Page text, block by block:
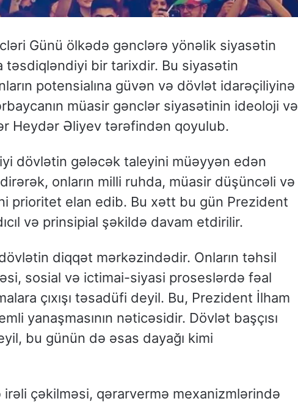
Günü ölkədə gənclərə yönəlik siyasətin
təsdiqləndiyi bir tarixdir. Bu siyasətin
potensialına güvən və dövlət idarəçiliyinə
müasir gənclər siyasətinin ideoloji və
Heydər Əliyev tərəfindən qoyulub.
dövlətin gələcək taleyini müəyyən edən
onların milli ruhda, müasir düşüncəli və
prioritet elan edib. Bu xətt bu gün Prezident
və prinsipial şəkildə davam etdirilir.
diqqət mərkəzindədir. Onların təhsil
sosial və ictimai-siyasi proseslərdə fəal
çıxışı təsadüfi deyil. Bu, Prezident İlham
yanaşmasının nəticəsidir. Dövlət başçısı
bu günün də əsas dayağı kimi
çəkilməsi, qərarvermə mexanizmlərində